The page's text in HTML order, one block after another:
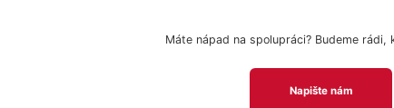
Máte nápad na spolupráci? Budeme rádi,
Napište nám